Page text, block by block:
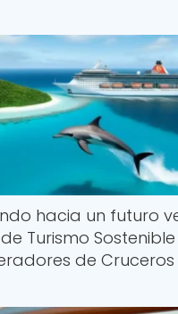
hacia un futuro
Turismo
de Cruceros